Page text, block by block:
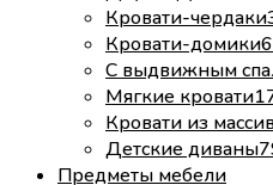
Кровати-чердаки
Кровати-домики
С выдвижным
Мягкие кровати
Кровати из
Детские диваны
Предметы мебели